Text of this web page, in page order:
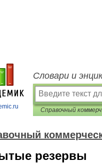
Словари и
резервы